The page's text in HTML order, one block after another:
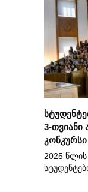
3-თვიანი
2025 წლის